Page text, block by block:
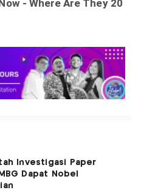
Investigasi Paper
Dapat Nobel